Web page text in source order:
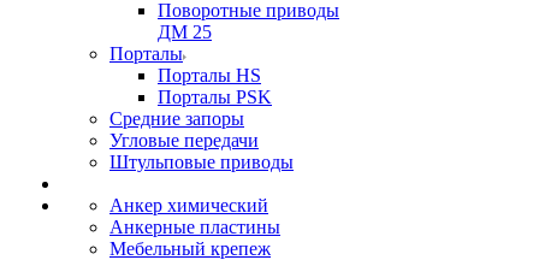
Поворотные приводы
ДМ 25
Порталы
Порталы HS
Порталы PSK
Средние запоры
Угловые передачи
Штульповые приводы
Анкер химический
Анкерные пластины
Мебельный крепеж